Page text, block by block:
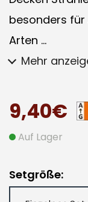
besonders
Arten ...
Mehr
9,40€
Auf Lager
Setgröße